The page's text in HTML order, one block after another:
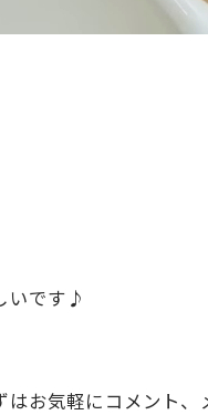
いです♪
お気軽にコメント、